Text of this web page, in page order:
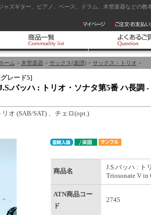
ズギター、ピアノ、ベース、ドラム、木管楽器などの教
ーム > 木管楽器 > サックス(楽譜) > サックス・トリオ >
レード5]
バッハ : トリオ・ソナタ第5番 ハ長調
オ (SAB/SAT) 、チェロ(opt.)
商品名
J.S.バッハ : ト
Triosonate V in
ATN商品コー
ド
2745